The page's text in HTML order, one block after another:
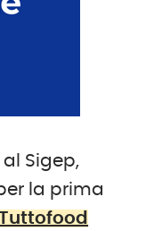
Sigep,
la prima